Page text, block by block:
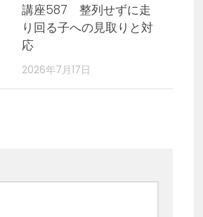
講座587 整列せずに走
り回る子への見取りと対
応
2026年7月17日